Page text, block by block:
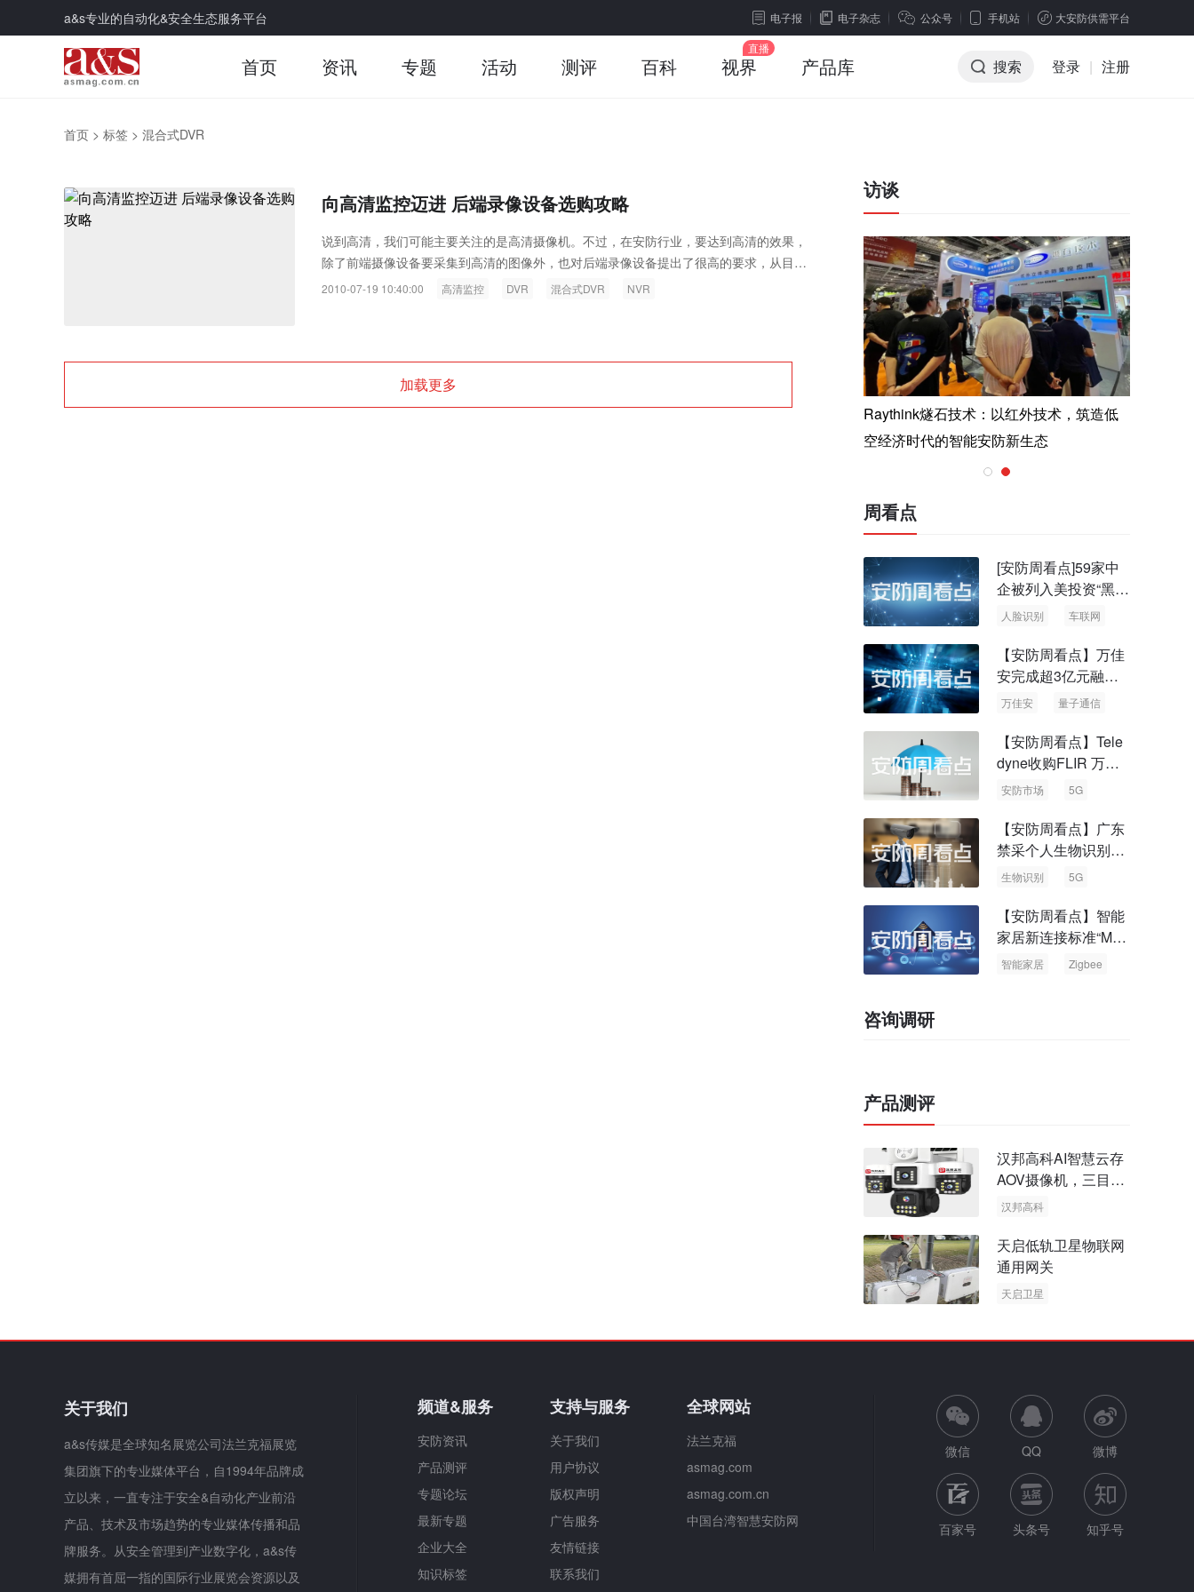
a&s专业的自动化&安全生态服务平台 电子报 电子杂志 公众号 手机站 大安防供需平台
首页 资讯 专题 活动 测评 百科 视界 产品库 搜索 登录 | 注册
首页 > 标签 > 混合式DVR
向高清监控迈进 后端录像设备选购攻略
说到高清，我们可能主要关注的是高清摄像机。不过，在安防行业，要达到高清的效果，
除了前端摄像设备要采集到高清的图像外，也对后端录像设备提出了很高的要求，从目前
市场现有的后端存储设备来看，主要有DVR、混合DVR、NVR、PDVR几种存储设备...
2010-07-19 10:40:00 高清监控 DVR 混合式DVR NVR
加载更多
访谈
Raythink燧石技术：以红外技术，筑造低 智联航空：无人机赋能应急救援与医疗运
Raythink燧石技术：以红外技术，筑造低
空经济时代的智能安防新生态
周看点
[安防周看点]59家中
企被列入美投资“黑名
单” 中国信通院启动
人脸识别 车联网
【安防周看点】万佳
安完成超3亿元融资
国内首批量子通信标
万佳安 量子通信
【安防周看点】Tele
dyne收购FLIR 万物
云新品牌“万御安防”
安防市场 5G
【安防周看点】广东
禁采个人生物识别信
息 中国5G基站占全
生物识别 5G
【安防周看点】智能
家居新连接标准“Matt
er” Zigbee联盟更名
智能家居 Zigbee
咨询调研
产品测评
汉邦高科AI智慧云存
AOV摄像机，三目太
阳能多摄球机
汉邦高科
太阳能多摄球机
天启低轨卫星物联网
通用网关
天启卫星
关于我们
a&s传媒是全球知名展览公司法兰克福展览
集团旗下的专业媒体平台，自1994年品牌成
立以来，一直专注于安全&自动化产业前沿
产品、技术及市场趋势的专业媒体传播和品
牌服务。从安全管理到产业数字化，a&s传
媒拥有首屈一指的国际行业展览会资源以及
频道&服务
安防资讯
产品测评
专题论坛
最新专题
企业大全
知识标签
支持与服务
关于我们
用户协议
版权声明
广告服务
友情链接
联系我们
全球网站
法兰克福
asmag.com
asmag.com.cn
中国台湾智慧安防网
微信 QQ 微博
百家号 头条号 知乎号